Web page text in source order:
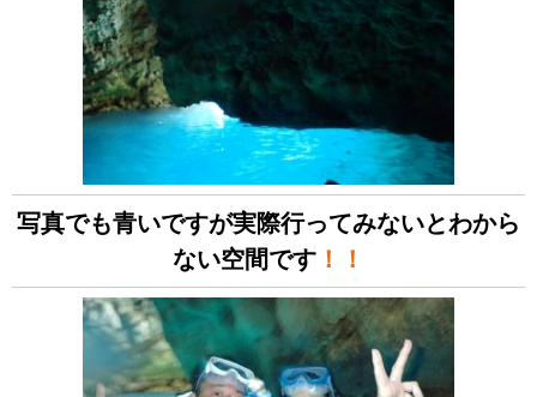
写真でも青いですが実際行ってみないとわから
ない空間です ！！